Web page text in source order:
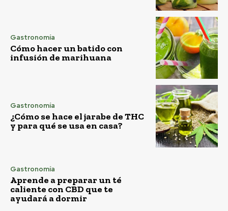
Gastronomía
Cómo hacer un batido con
infusión de marihuana
Gastronomía
¿Cómo se hace el jarabe de THC
y para qué se usa en casa?
Gastronomía
Aprende a preparar un té
caliente con CBD que te
ayudará a dormir